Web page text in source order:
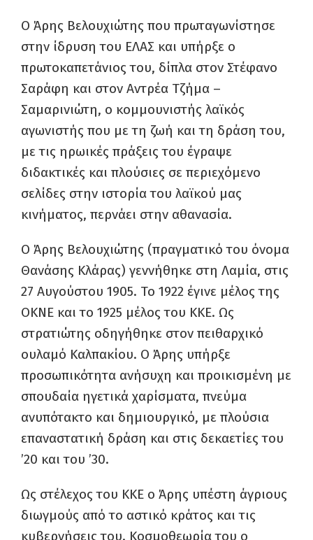
Ο Άρης Βελουχιώτης που πρωταγωνίστησε
στην ίδρυση του ΕΛΑΣ και υπήρξε ο
πρωτοκαπετάνιος του, δίπλα στον Στέφανο
Σαράφη και στον Αντρέα Τζήμα –
Σαμαρινιώτη, ο κομμουνιστής λαϊκός
αγωνιστής που με τη ζωή και τη δράση του,
με τις ηρωικές πράξεις του έγραψε
διδακτικές και πλούσιες σε περιεχόμενο
σελίδες στην ιστορία του λαϊκού μας
κινήματος, περνάει στην αθανασία.
Ο Άρης Βελουχιώτης (πραγματικό του όνομα
Θανάσης Κλάρας) γεννήθηκε στη Λαμία, στις
27 Αυγούστου 1905. Το 1922 έγινε μέλος της
ΟΚΝΕ και το 1925 μέλος του ΚΚΕ. Ως
στρατιώτης οδηγήθηκε στον πειθαρχικό
ουλαμό Καλπακίου. Ο Άρης υπήρξε
προσωπικότητα ανήσυχη και προικισμένη με
σπουδαία ηγετικά χαρίσματα, πνεύμα
ανυπότακτο και δημιουργικό, με πλούσια
επαναστατική δράση και στις δεκαετίες του
’20 και του ’30.
Ως στέλεχος του ΚΚΕ ο Άρης υπέστη άγριους
διωγμούς από το αστικό κράτος και τις
κυβερνήσεις του. Κοσμοθεωρία του ο